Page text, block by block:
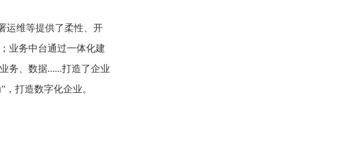
运维等提供了柔性、开
业务中台通过一体化建
务、数据......打造了企业
，打造数字化企业。